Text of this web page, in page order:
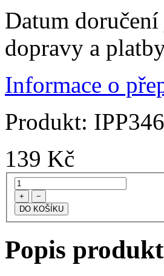
Datum
dopravy a
Informace o
Produkt:
139 Kč
+ −
Popis